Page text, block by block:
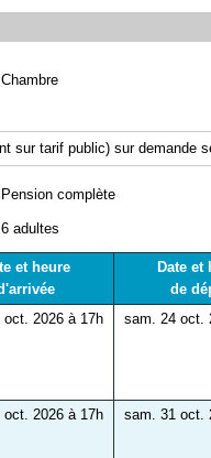
Chambre
sur tarif public) sur demande
Pension complète
6 adultes
et heure
Date et
de
oct. 2026 à 17h sam. 24 oct.
oct. 2026 à 17h sam. 31 oct.